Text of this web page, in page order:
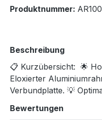
Produktnummer:
Beschreibung
📋 Kurzübersicht: 🌟
Eloxierter
Verbundplatte. 💡
Bewertungen